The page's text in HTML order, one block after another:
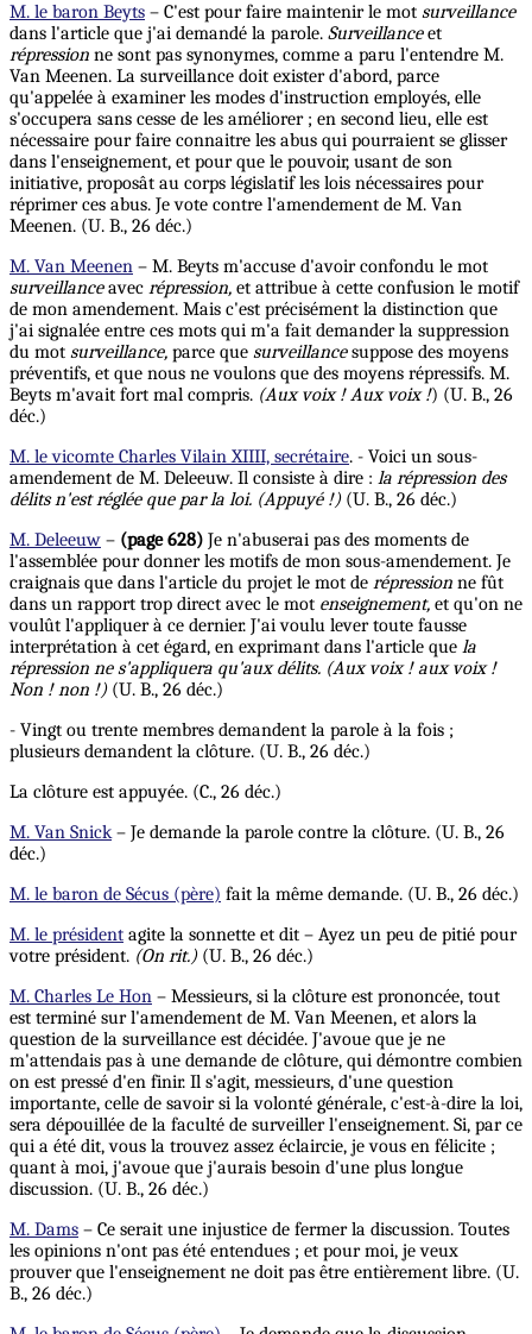
M. le baron Beyts – C'est pour faire maintenir le mot surveillance
dans l'article que j'ai demandé la parole. Surveillanceet
répression ne sont pas synonymes, comme a paru l'entendre M.
Van Meenen. La surveillance doit exister d'abord, parce
qu'appelée à examiner les modes d'instruction employés, elle
s'occupera sans cesse de les améliorer ; en second lieu, elle est
nécessaire pour faire connaitre les abus qui pourraient se glisser
dans l'enseignement, et pour que le pouvoir, usant de son
initiative, proposât au corps législatif les lois nécessaires pour
réprimer ces abus. Je vote contre l'amendement de M. Van
Meenen. (U. B., 26 déc.)
M. Van Meenen – M. Beyts m'accuse d'avoir confondu le mot
surveillanceavec répression, et attribue à cette confusion le motif
de mon amendement. Mais c'est précisément la distinction que
j'ai signalée entre ces mots qui m'a fait demander la suppression
du mot surveillance, parce que surveillancesuppose des moyens
préventifs, et que nous ne voulons que des moyens répressifs. M.
Beyts m'avait fort mal compris. (Aux voix ! Aux voix !) (U. B., 26
déc.)
M. le vicomte Charles Vilain XIIII, secrétaire. - Voici un sous-
amendement de M. Deleeuw. Il consiste à dire : la répression des
délits n'est réglée que par la loi. (Appuyé !)(U. B., 26 déc.)
M. Deleeuw – (page 628) Je n'abuserai pas des moments de
l'assemblée pour donner les motifs de mon sous-amendement. Je
craignais que dans l'article du projet le mot de répression ne fût
dans un rapport trop direct avec le mot enseignement, et qu'on ne
voulût l'appliquer à ce dernier. J'ai voulu lever toute fausse
interprétation à cet égard, en exprimant dans l'article que la
répression ne s'appliquera qu'aux délits. (Aux voix ! aux voix !
Non ! non !)(U. B., 26 déc.)
- Vingt ou trente membres demandent la parole à la fois ;
plusieurs demandent la clôture. (U. B., 26 déc.)
La clôture est appuyée. (C., 26 déc.)
M. Van Snick– Je demande la parole contre la clôture. (U. B., 26
déc.)
M. le baron de Sécus (père) fait la même demande. (U. B., 26 déc.)
M. le président agite la sonnette et dit – Ayez un peu de pitié pour
votre président. (On rit.)(U. B., 26 déc.)
M. Charles Le Hon – Messieurs, si la clôture est prononcée, tout
est terminé sur l'amendement de M. Van Meenen, et alors la
question de la surveillance est décidée. J'avoue que je ne
m'attendais pas à une demande de clôture, qui démontre combien
on est pressé d'en finir. Il s'agit, messieurs, d'une question
importante, celle de savoir si la volonté générale, c'est-à-dire la loi,
sera dépouillée de la faculté de surveiller l'enseignement. Si, par ce
qui a été dit, vous la trouvez assez éclaircie, je vous en félicite ;
quant à moi, j'avoue que j'aurais besoin d'une plus longue
discussion. (U. B., 26 déc.)
M. Dams – Ce serait une injustice de fermer la discussion. Toutes
les opinions n'ont pas été entendues ; et pour moi, je veux
prouver que l'enseignement ne doit pas être entièrement libre. (U.
B., 26 déc.)